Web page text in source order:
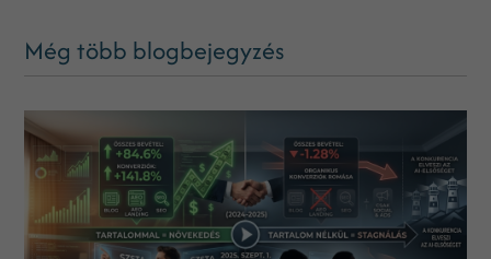
Még több blogbejegyzés